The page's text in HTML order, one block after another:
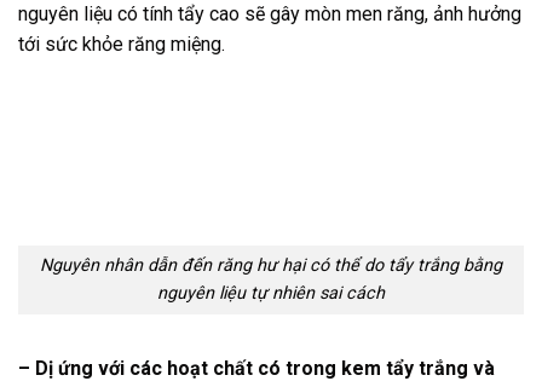
nguyên liệu có tính tẩy cao sẽ gây mòn men răng, ảnh hưởng
tới sức khỏe răng miệng.
Nguyên nhân dẫn đến răng hư hại có thể do tẩy trắng bằng
nguyên liệu tự nhiên sai cách
– Dị ứng với các hoạt chất có trong kem tẩy trắng và